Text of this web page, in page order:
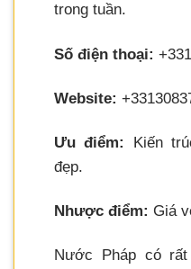
trong tuần.
Số điện thoại:
Website:
Ưu điểm:
Kiến
đẹp.
Nhược điểm: Giá
Nước Pháp có